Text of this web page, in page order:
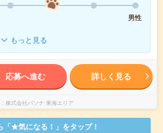
男性
もっと見る
応募へ進む 詳しく見る
株式会社パソナ 東海エリア
「★気になる！」をタップ！